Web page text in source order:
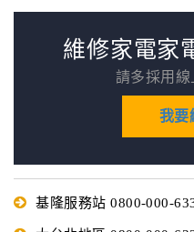
維修家電家
請多採用線
我要
基隆服務站 0800-000-